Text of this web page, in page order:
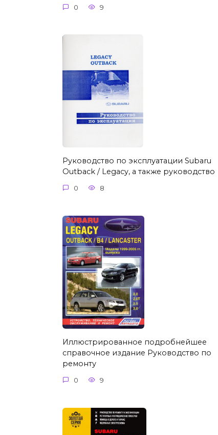
0 9
Руководство по эксплуатации Subaru
Outback / Legacy, а также руководство
0 8
Иллюстрированное подробнейшее
справочное издание Руководство по
ремонту
0 9